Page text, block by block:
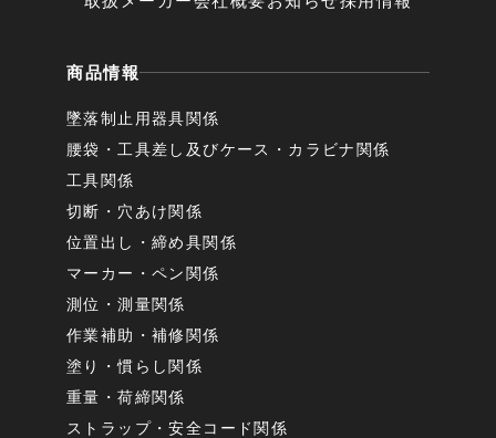
商品情報
墜落制止用器具関係
腰袋・工具差し及びケース・カラビナ関係
工具関係
切断・穴あけ関係
位置出し・締め具関係
マーカー・ペン関係
測位・測量関係
作業補助・補修関係
塗り・慣らし関係
重量・荷締関係
ストラップ・安全コード関係